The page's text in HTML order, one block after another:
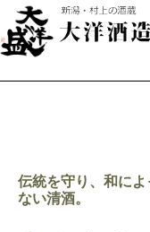
伝統を守り、和に
ない清酒。